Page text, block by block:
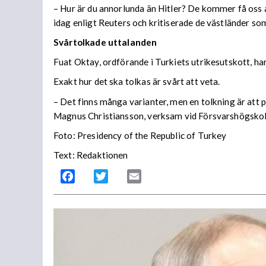
– Hur är du annorlunda än Hitler? De kommer få
idag enligt Reuters och kritiserade de västländer
Svårtolkade uttalanden
Fuat Oktay, ordförande i Turkiets utrikesutskott,
Exakt hur det ska tolkas är svårt att veta.
– Det finns många varianter, men en tolkning är
Magnus Christiansson, verksam vid
Foto: Presidency of the Republic of Turkey
Text: Redaktionen
Facebook Twitter